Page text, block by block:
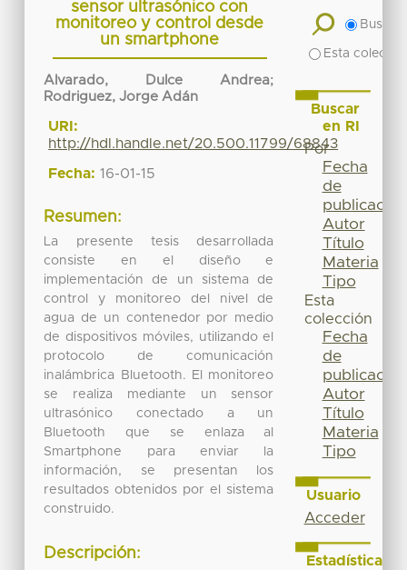
sensor ultrasónico con
monitoreo y control desde
un smartphone
Alvarado, Dulce Andrea;
Rodriguez, Jorge Adán
URI:
http://hdl.handle.net/20.500.11799/68843
Fecha: 16-01-15
Resumen:
La presente tesis desarrollada
consiste en el diseño e
implementación de un sistema de
control y monitoreo del nivel de
agua de un contenedor por medio
de dispositivos móviles, utilizando el
protocolo de comunicación
inalámbrica Bluetooth. El monitoreo
se realiza mediante un sensor
ultrasónico conectado a un
Bluetooth que se enlaza al
Smartphone para enviar la
información, se presentan los
resultados obtenidos por el sistema
construido.
Descripción:
Buscar
Esta
Buscar
en RI
Por
Fecha
de
publicación
Autor
Título
Materia
Tipo
Esta
colección
Fecha
de
publicación
Autor
Título
Materia
Tipo
Usuario
Acceder
Estadísticas